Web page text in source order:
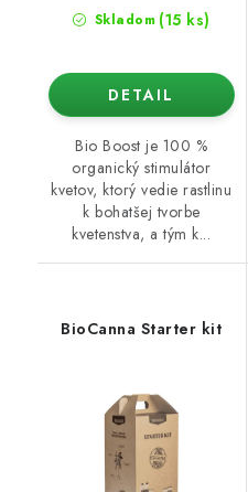
Skladom (15 ks)
DETAIL
Bio Boost je 100 %
organický stimulátor
kvetov, ktorý vedie rastlinu
k bohatšej tvorbe
kvetenstva, a tým k...
BioCanna Starter kit